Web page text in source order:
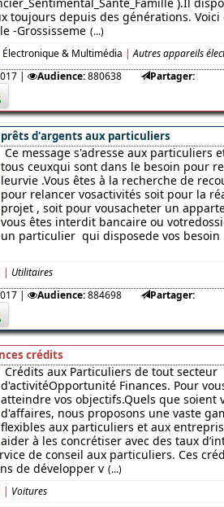
).Il
toujours depuis des générations. Voici
-Grossisseme (...)
Électronique & Multimédia | Autres appareils
| Audience:880638 Partager:
prêts d'argents aux particuliers
Ce message s'adresse aux particuliers
tous ceuxqui sont dans le besoin pour
leurvie .Vous êtes à la recherche de
pour relancer vosactivités soit pour la
projet , soit pour vousacheter un
vous êtes interdit bancaire ou
un particulier qui disposede vos
| Utilitaires
| Audience:884698 Partager:
crédits
Crédits aux Particuliers de tout secteur
d'activitéOpportunité Finances. Pour
atteindre vos objectifs.Quels que soient
d'affaires, nous proposons une vaste
flexibles aux particuliers et aux
aider à les concrétiser avec des taux
de conseil aux particuliers. Ces
de développer v (...)
| Voitures